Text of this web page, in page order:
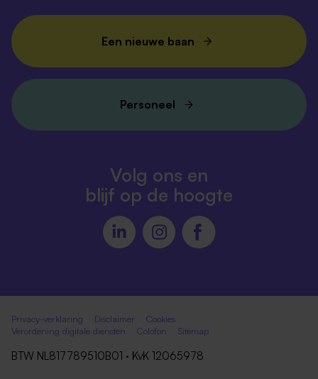
Een nieuwe baan
Personeel
Volg ons en
blijf op de hoogte
Privacy-verklaring Disclaimer
Cookies
Verordening digitale diensten
Colofon Sitemap
BTW NL817789510B01 · KvK 12065978